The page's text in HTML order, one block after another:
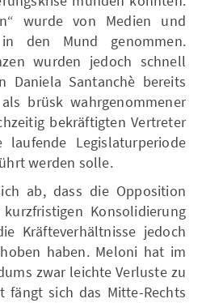
wurde von Medien und
den Mund genommen.
wurden jedoch schnell
Santanchè bereits
brüsk wahrgenommener
bekräftigten Vertreter
Legislaturperiode
werden solle.
ab, dass die Opposition
Konsolidierung
Kräfteverhältnisse jedoch
haben. Meloni hat im
zwar leichte Verluste zu
fängt sich das Mitte-Rechts